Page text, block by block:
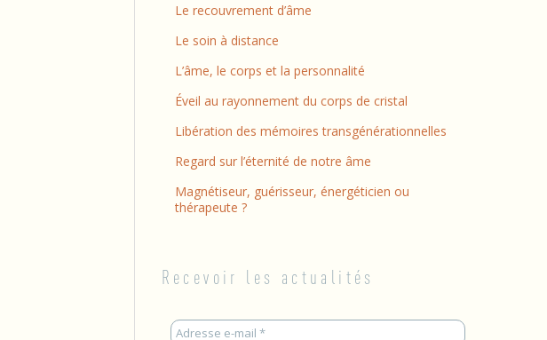
Le recouvrement d’âme
Le soin à distance
L’âme, le corps et la personnalité
Éveil au rayonnement du corps de cristal
Libération des mémoires transgénérationnelles
Regard sur l’éternité de notre âme
Magnétiseur, guérisseur, énergéticien ou
thérapeute ?
Recevoir les actualités